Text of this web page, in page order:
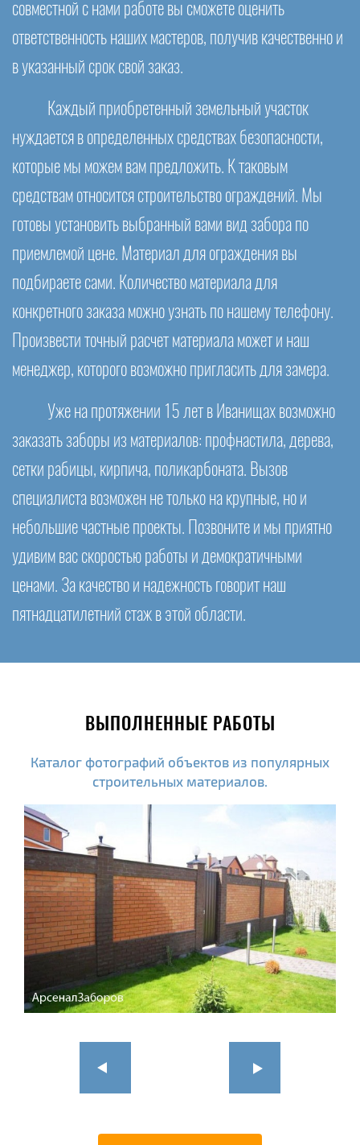
совместной с нами работе вы сможете оценить
ответственность наших мастеров, получив качественно и
в указанный срок свой заказ.
Каждый приобретенный земельный участок
нуждается в определенных средствах безопасности,
которые мы можем вам предложить. К таковым
средствам относится строительство ограждений. Мы
готовы установить выбранный вами вид забора по
приемлемой цене. Материал для ограждения вы
подбираете сами. Количество материала для
конкретного заказа можно узнать по нашему телефону.
Произвести точный расчет материала может и наш
менеджер, которого возможно пригласить для замера.
Уже на протяжении 15 лет в Иванищах возможно
заказать заборы из материалов: профнастила, дерева,
сетки рабицы, кирпича, поликарбоната. Вызов
специалиста возможен не только на крупные, но и
небольшие частные проекты. Позвоните и мы приятно
удивим вас скоростью работы и демократичными
ценами. За качество и надежность говорит наш
пятнадцатилетний стаж в этой области.
ВЫПОЛНЕННЫЕ РАБОТЫ
Каталог фотографий объектов из популярных
строительных материалов.